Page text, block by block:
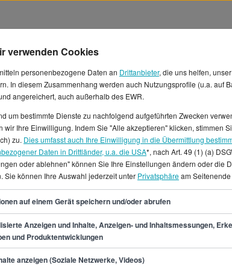
Gehälter in Bochum
du ein durchschnittliches
von ca. 4.050 € erwarten.
als
und 57.700 €.In Bochum
Edge für
verschiedener
für Konstrukteur/in
verwenden Cookies
personenbezogene Daten an Drittanbieter, die uns helfen,
In diesem Zusammenhang werden auch Nutzungsprofile (u.a. auf
angereichert, auch außerhalb des EWR.
um bestimmte Dienste zu nachfolgend aufgeführten Zwecken
wir Ihre Einwilligung. Indem Sie "Alle akzeptieren" klicken, stimmen
zu. Dies umfasst auch Ihre Einwilligung in die Übermittlung
Daten in Drittländer, u.a. die USA*, nach Art. 49 (1) (a)
oder ablehnen" können Sie Ihre Einstellungen ändern oder die
Sie können Ihre Auswahl jederzeit unter Privatsphäream
auf einem Gerät speichern und/oder abrufen
Anzeigen und Inhalte, Anzeigen- und Inhaltsmessungen,
und Produktentwicklungen
anzeigen (Soziale Netzwerke, Videos)